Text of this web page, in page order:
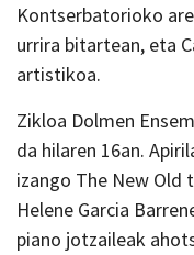
Kontserbatorioko
urrira bitartean, eta
artistikoa.
Zikloa Dolmen
da hilaren 16an.
izango The New Old
Helene Garcia
piano jotzaileak